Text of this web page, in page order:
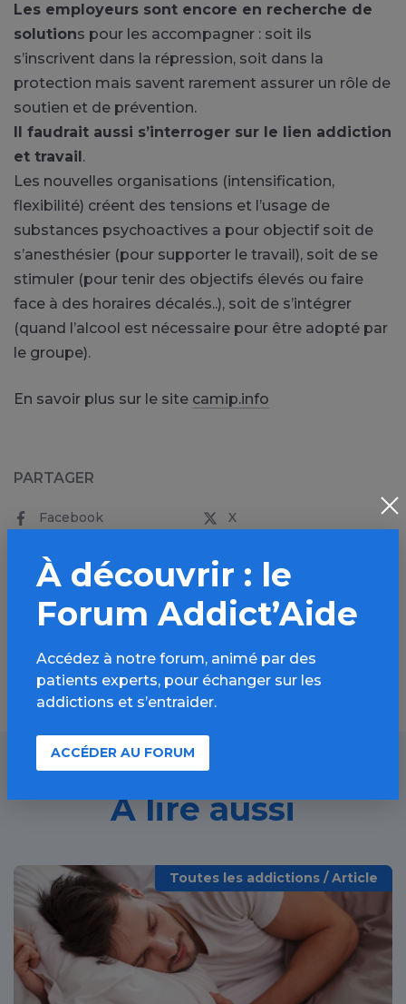
Les employeurs sont encore en recherche de
solutions pour les accompagner : soit ils
s’inscrivent dans la répression, soit dans la
protection mais savent rarement assurer un rôle de
soutien et de prévention.
Il faudrait aussi s’interroger sur le lien addiction
et travail.
Les nouvelles organisations (intensification,
flexibilité) créent des tensions et l’usage de
substances psychoactives a pour objectif soit de
s’anesthésier (pour supporter le travail), soit de se
stimuler (pour tenir des objectifs élevés ou faire
face à des horaires décalés..), soit de s’intégrer
(quand l’alcool est nécessaire pour être adopté par
le groupe).
En savoir plus sur le site camip.info
PARTAGER
Facebook X
SMS WhatsApp
À lire aussi
Toutes les addictions / Article
À découvrir : le
Forum Addict’Aide
Accédez à notre forum, animé par des
patients experts, pour échanger sur les
addictions et s’entraider.
ACCÉDER AU FORUM